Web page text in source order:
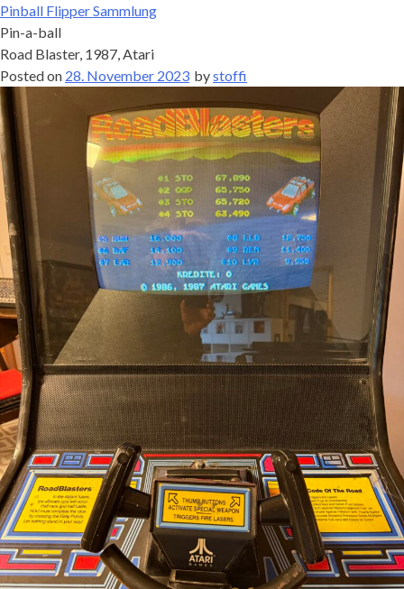
Pinball Flipper Sammlung
Pin-a-ball
Road Blaster, 1987, Atari
Posted on 28. November 2023 bystoffi